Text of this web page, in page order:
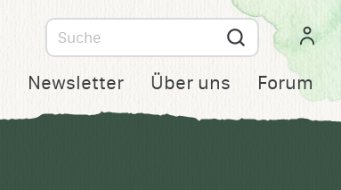
Suche
nach
Newsletter Über uns Forum